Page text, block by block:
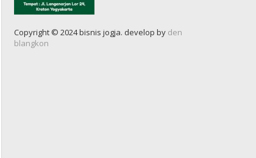
Copyright © 2024 bisnis jogja. develop by den
blangkon